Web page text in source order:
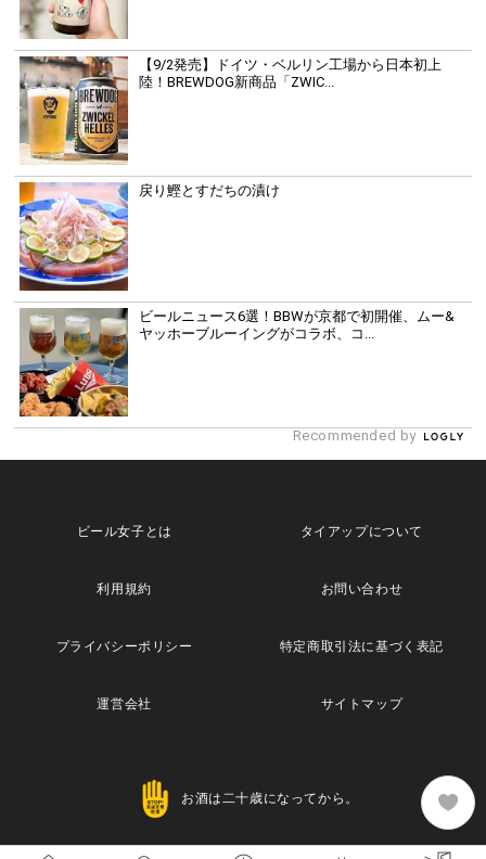
【9/2発売】ドイツ・ベルリン工場から日本初上
陸！BREWDOG新商品「ZWIC...
戻り鰹とすだちの漬け
ビールニュース6選！BBWが京都で初開催、ムー&
ヤッホーブルーイングがコラボ、コ...
Recommended by
ビール女子とは タイアップについて
利用規約 お問い合わせ
プライバシーポリシー 特定商取引法に基づく表記
運営会社 サイトマップ
お酒は二十歳になってから。
Copyright© 2013 Maische Inc. All Rights Reserved